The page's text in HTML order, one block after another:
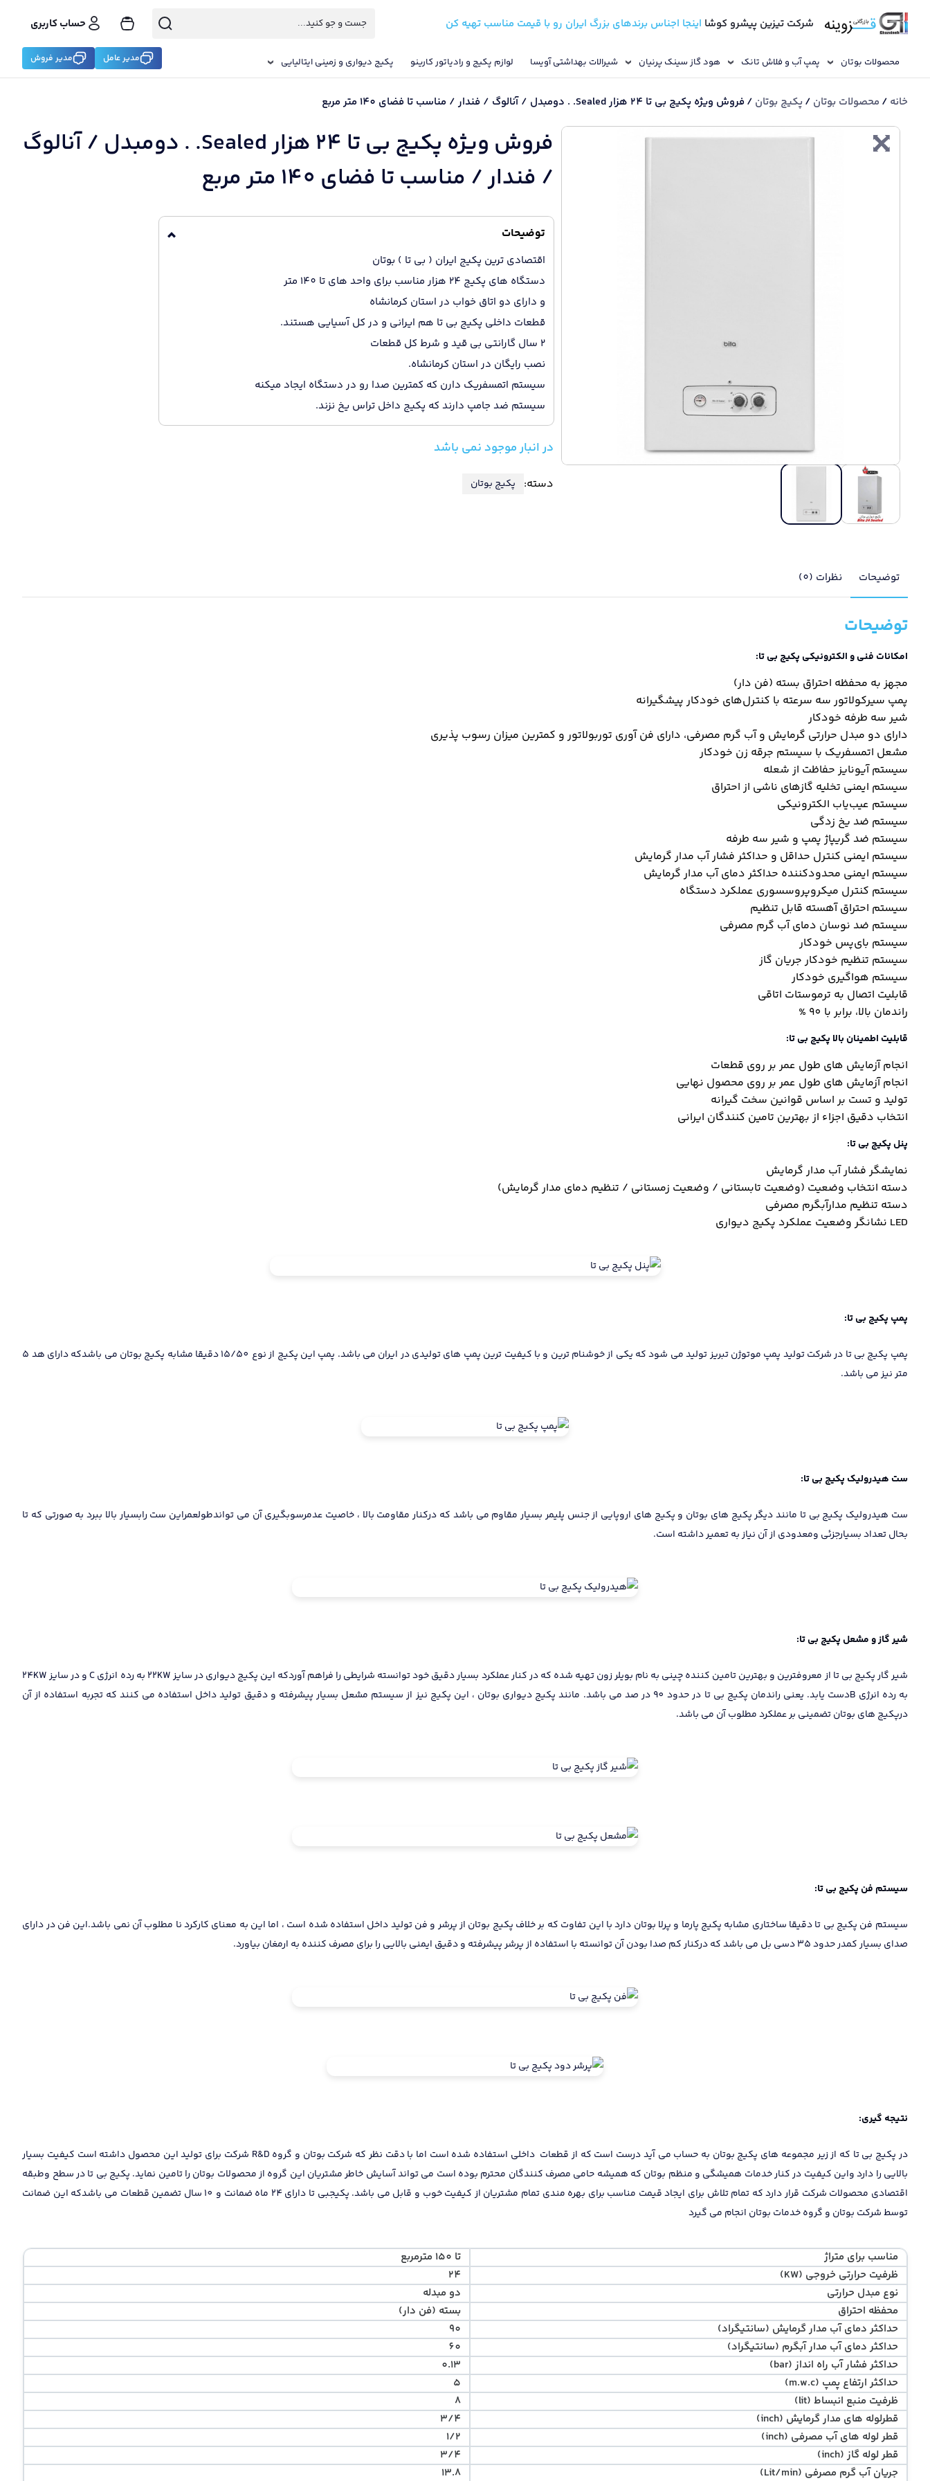
شرکت تیزین پیشرو کوشا اینجا اجناس برندهای بزرگ ایران رو با قیمت مناسب تهیه کن حساب کاربری
محصولات بوتان پمپ آب و فلاش تانک هود گاز سینک پرنیان شیرالات بهداشتی آویسا لوازم پکیج و رادیاتور کارینو پکیج دیواری و زمینی ایتالیایی مدیر عامل مدیر فروش
خانه / محصولات بوتان / پکیج بوتان / فروش ویژه پکیج بی تا 24 هزار Sealed. . دومبدل / آنالوگ / فندار / مناسب تا فضای 140 متر مربع
فروش ویژه پکیج بی تا 24 هزار Sealed. . دومبدل / آنالوگ
/ فندار / مناسب تا فضای 140 متر مربع
انبار
موجود
نیست
توضیحات
اقتصادی ترین پکیج ایران ( بی تا ) بوتان
دستگاه های پکیج 24 هزار مناسب برای واحد های تا 140 متر
و دارای دو اتاق خواب در استان کرمانشاه
قطعات داخلی پکیج بی تا هم ایرانی و در کل آسیایی هستند.
2 سال گارانتی بی قید و شرط کل قطعات
نصب رایگان در استان کرمانشاه.
سیستم اتمسفریک دارن که کمترین صدا رو در دستگاه ایجاد میکنه
سیستم ضد جامپ دارند که پکیج داخل تراس یخ نزند.
در انبار موجود نمی باشد
دسته: پکیج بوتان
توضیحات نظرات (0)
توضیحات
امکانات فنی و الکترونیکی پکیج بی تا:
مجهز به محفظه احتراق بسته (فن دار)
پمپ سیرکولاتور سه سرعته با کنترل‌های خودکار پیشگیرانه
شیر سه طرفه خودکار
دارای دو مبدل حرارتی گرمایش و آب گرم مصرفی، دارای فن آوری توربولاتور و کمترین میزان رسوب پذیری
مشعل اتمسفریک با سیستم جرقه زن خودکار
سیستم آیونایز حفاظت از شعله
سیستم ایمنی تخلیه گازهای ناشی از احتراق
سیستم عیب‌یاب الکترونیکی
سیستم ضد یخ زدگی
سیستم ضد گریپاژ پمپ و شیر سه ‌طرفه
سیستم ایمنی کنترل حداقل و حداکثر فشار آب مدار گرمایش
سیستم ایمنی محدودکننده حداکثر دمای آب مدار گرمایش
سیستم کنترل میکروپروسسوری عملکرد دستگاه
سیستم احتراق آهسته قابل تنظیم
سیستم ضد نوسان دمای آب گرم مصرفی
سیستم بای‌پس خودکار
سیستم تنظیم خودکار جریان گاز
سیستم هواگیری خودکار
قابلیت اتصال به ترموستات اتاقی
راندمان بالا، برابر با 90 %
قابلیت اطمینان بالا پکیج بی تا:
انجام آزمایش های طول عمر بر روی قطعات
انجام آزمایش های طول عمر بر روی محصول نهایی
تولید و تست بر اساس قوانین سخت گیرانه
انتخاب دقیق اجزاء از بهترین تامین کنندگان ایرانی
پنل پکیج بی تا:
نمایشگر فشار آب مدار گرمایش
دسته انتخاب وضعیت (وضعیت تابستانی / وضعیت زمستانی / تنظیم دمای مدار گرمایش)
دسته تنظیم مدارآبگرم مصرفی
LED نشانگر وضعیت عملکرد پکیج دیواری
پمپ پکیج بی تا:
پمپ پکیج بی تا در شرکت تولید پمپ موتوژن تبریز تولید می شود که یکی از خوشنام ترین و با کیفیت ترین پمپ های تولیدی در ایران می باشد. پمپ این پکیج از نوع 15/50 دقیقا مشابه پکیج بوتان می باشدکه دارای هد 5
متر نیز می باشد.
ست هیدرولیک پکیج بی تا:
ست هیدرولیک پکیج بی تا مانند دیگر پکیج های بوتان و پکیج های اروپایی از جنس پلیمر بسیار مقاوم می باشد که درکنار مقاومت بالا ، خاصیت عدمرسوبگیری آن می تواندطولعمراین ست رابسیار بالا ببرد به صورتی که تا
بحال تعداد بسیارجزئی ومعدودی از آن نیاز به تعمیر داشته است.
شیر گاز و مشعل پکیج بی تا:
شیر گار پکیج بی تا از معروفترین و بهترین تامین کننده چینی به نام بویلر زون تهیه شده که در کنار عملکرد بسیار دقیق خود توانسته شرایطی را فراهم آوردکه این پکیج دیواری در سایز 22KW به رده انرژی C و در سایز 24KW
به رده انرژی Bدست یابد. یعنی راندمان پکیج بی تا در حدود 90 در صد می باشد. مانند پکیج دیواری بوتان ، این پکیج نیز از سیستم مشعل بسیار پیشرفته و دقیق تولید داخل استفاده می کنند که تجربه استفاده از آن
درپکیج های بوتان تضمینی بر عملکرد مطلوب آن می باشد.
سیستم فن پکیج بی تا:
سیستم فن پکیج بی تا دقیقا ساختاری مشابه پکیج پارما و پرلا بوتان دارد با این تفاوت که بر خلاف پکیج بوتان از پرشر و فن تولید داخل استفاده شده است ، اما این به معنای کارکرد نا مطلوب آن نمی باشد.این فن در دارای
صدای بسیار کمدر حدود 35 دسی بل می باشد که درکنار کم صدا بودن آن توانسته با استفاده از پرشر پیشرفته و دقیق ایمنی بالایی را برای مصرف کننده به ارمغان بیاورد.
نتیجه گیری:
در پکیج بی تا که از زیر مجموعه های پکیج بوتان به حساب می آید درست است که از قطعات داخلی استفاده شده است اما با دقت نظر که شرکت بوتان و گروه R&D شرکت برای تولید این محصول داشته است کیفیت بسیار
بالایی را دارد واین کیفیت در کنار خدمات همیشگی و منظم بوتان که همیشه حامی مصرف کنندگان محترم بوده است می تواند آسایش خاطر مشتریان این گروه از محصولات بوتان را تامین نماید. پکیج بی تا در سطح وطبقه
اقتصادی محصولات شرکت قرار دارد که تمام تلاش برای ایجاد قیمت مناسب برای بهره مندی تمام مشتریان از کیفیت خوب و قابل می باشد. پکیجبی تا دارای 24 ماه ضمانت و 10 سال تضمین قطعات می باشدکه این ضمانت
توسط شرکت بوتان و گروه خدمات بوتان انجام می گیرد
مناسب برای متراژ
تا 150 مترمربع
ظرفیت حرارتی خروجی (KW)
24
نوع مبدل حرارتی
دو مبدله
محفظه احتراق
بسته (فن دار)
حداکثر دمای آب مدار گرمایش (سانتیگراد)
90
حداکثر دمای آب مدار آبگرم (سانتیگراد)
60
حداکثر فشار آب راه انداز (bar)
0.13
حداکثر ارتفاع پمپ (m.w.c)
5
ظرفیت منبع انبساط (lit)
8
قطرلوله های مدار گرمایش (inch)
3/4
قطر لوله های آب مصرفی (inch)
1/2
قطر لوله گاز (inch)
3/4
جریان آب گرم مصرفی (Lit/min)
13.8